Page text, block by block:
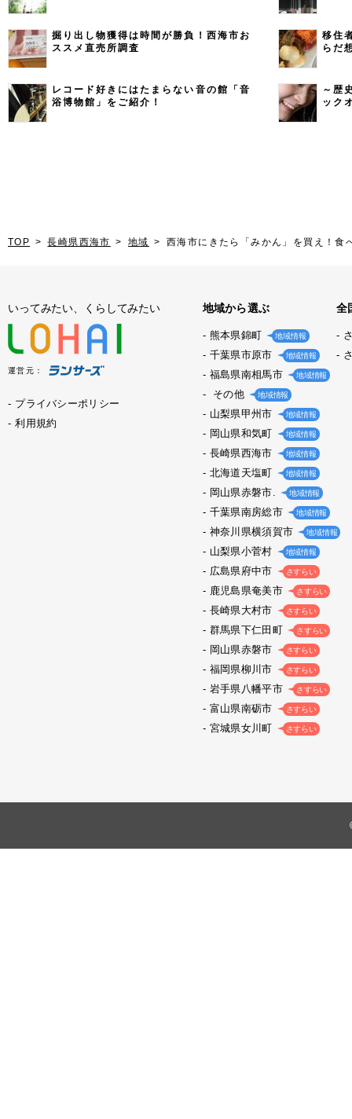
掘り出し物獲得は時間が勝負！西海市お
ススメ直売所調査
移住
らだ
レコード好きにはたまらない音の館「音
浴博物館」をご紹介！
～歴
ック
TOP 長崎県西海市 地域 西海市にきたら「みかん」を買え！食
いってみたい、くらしてみたい
運営元：
プライバシーポリシー
利用規約
地域から選ぶ
熊本県錦町 地域情報
千葉県市原市 地域情報
福島県南相馬市 地域情報
その他 地域情報
山梨県甲州市 地域情報
岡山県和気町 地域情報
長崎県西海市 地域情報
北海道天塩町 地域情報
岡山県赤磐市. 地域情報
千葉県南房総市 地域情報
神奈川県横須賀市 地域情報
山梨県小菅村 地域情報
広島県府中市 さすらい
鹿児島県奄美市 さすらい
長崎県大村市 さすらい
群馬県下仁田町 さすらい
岡山県赤磐市 さすらい
福岡県柳川市 さすらい
岩手県八幡平市 さすらい
富山県南砺市 さすらい
宮城県女川町 さすらい
全